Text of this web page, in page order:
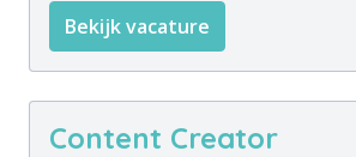
Bekijk vacature
Content Creator